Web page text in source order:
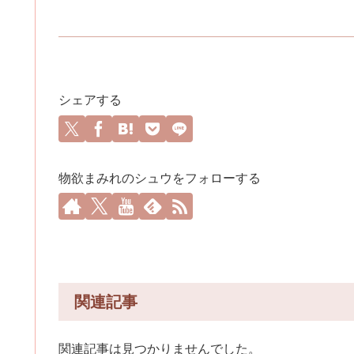
シェアする
物欲まみれのシュウをフォローする
関連記事
関連記事は見つかりませんでした。